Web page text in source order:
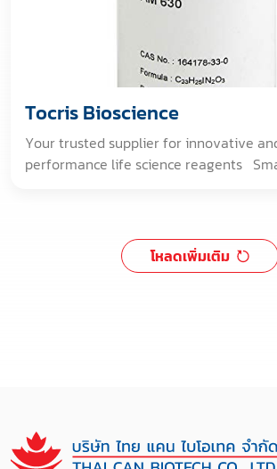
Tocris Bioscience
Your trusted supplier for innovative
performance life science reagents Small Molecules
Optopharmacology PROTACs &
Degradation Reagents Stapled Peptides
โหลดเพิ่มเติม